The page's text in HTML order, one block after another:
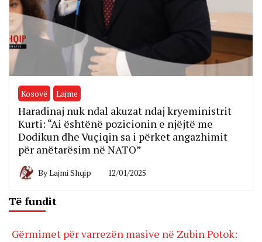
Kosovë Lajme
Haradinaj nuk ndal akuzat ndaj kryeministrit
Kurti: “Ai ështënë pozicionin e njëjtë me
Dodikun dhe Vuçiqin sa i përket angazhimit
për anëtarësim në NATO”
ByLajmi Shqip 12/01/2025
Të fundit
Gërmimet për varrezën masive në Zubin Potok: